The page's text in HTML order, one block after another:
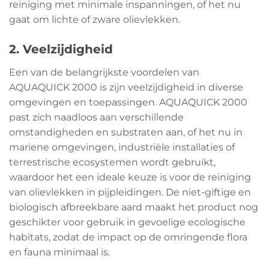
reiniging met minimale inspanningen, of het nu
gaat om lichte of zware olievlekken.
2. Veelzijdigheid
Een van de belangrijkste voordelen van
AQUAQUICK 2000 is zijn veelzijdigheid in diverse
omgevingen en toepassingen. AQUAQUICK 2000
past zich naadloos aan verschillende
omstandigheden en substraten aan, of het nu in
mariene omgevingen, industriële installaties of
terrestrische ecosystemen wordt gebruikt,
waardoor het een ideale keuze is voor de reiniging
van olievlekken in pijpleidingen. De niet-giftige en
biologisch afbreekbare aard maakt het product nog
geschikter voor gebruik in gevoelige ecologische
habitats, zodat de impact op de omringende flora
en fauna minimaal is.